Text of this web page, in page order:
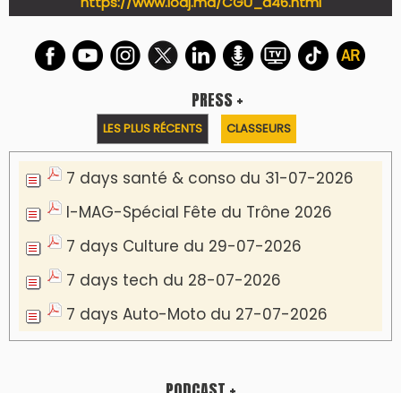
LES PLUS RÉCENTS CLASSEURS
Podcast I-Week-N°137 du 26-07-2026
Podcast Eco-Business du 20-07-2026
Podcast IA-MAG-07 du 22-07-2026
Podcast I-Week N°136-19-07-2026
Podcast I-débats N31 du 18-07-2026
Communiqué de presse
Lesieur Cristal célèbre 85 ans d'engagement
en devenant partenaire du Moussem Moulay